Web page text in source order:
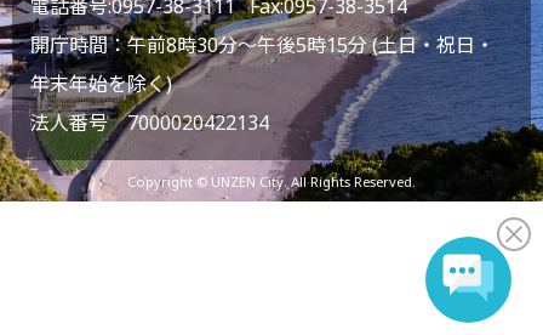
電話番号:0957-38-3111Fax:0957-38-3514
開庁時間：午前8時30分～午後5時15分 (土日・祝日・
年末年始を除く)
法人番号 7000020422134
Copyright © UNZEN City. All Rights Reserved.